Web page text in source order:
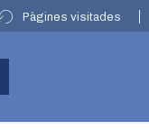
Pàgines visitades